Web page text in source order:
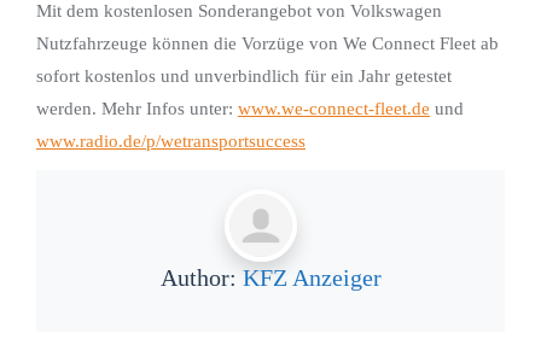
Mit dem kostenlosen Sonderangebot von Volkswagen
Nutzfahrzeuge können die Vorzüge von We Connect Fleet ab
sofort kostenlos und unverbindlich für ein Jahr getestet
werden. Mehr Infos unter: www.we-connect-fleet.de und
www.radio.de/p/wetransportsuccess
Author: KFZ Anzeiger